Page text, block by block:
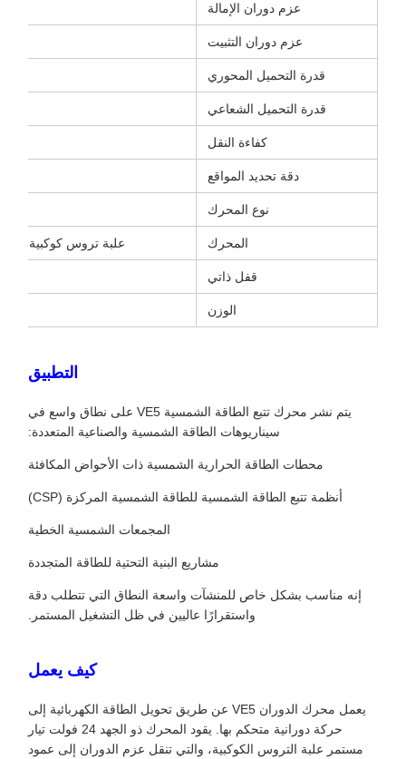
عزم دوران الإمالة
عزم دوران التثبيت
قدرة التحميل المحوري
قدرة التحميل الشعاعي
كفاءة النقل
دقة تحديد المواقع
نوع المحرك
المحرك علبة تروس كوكبية كهربائية بجهد 24
قفل ذاتي
الوزن
التطبيق
يتم نشر محرك تتبع الطاقة الشمسية VE5 على نطاق واسع في
سيناريوهات الطاقة الشمسية والصناعية المتعددة:
محطات الطاقة الحرارية الشمسية ذات الأحواض المكافئة
أنظمة تتبع الطاقة الشمسية للطاقة الشمسية المركزة (CSP)
المجمعات الشمسية الخطية
مشاريع البنية التحتية للطاقة المتجددة
إنه مناسب بشكل خاص للمنشآت واسعة النطاق التي تتطلب دقة
واستقرارًا عاليين في ظل التشغيل المستمر.
كيف يعمل
يعمل محرك الدوران VE5 عن طريق تحويل الطاقة الكهربائية إلى
حركة دورانية متحكم بها. يقود المحرك ذو الجهد 24 فولت تيار
مستمر علبة التروس الكوكبية، والتي تنقل عزم الدوران إلى عمود